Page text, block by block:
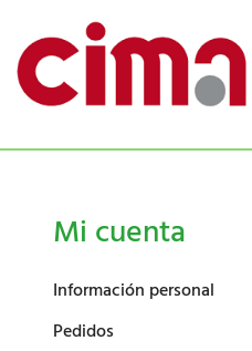
Mi cuenta
Información personal
Pedidos